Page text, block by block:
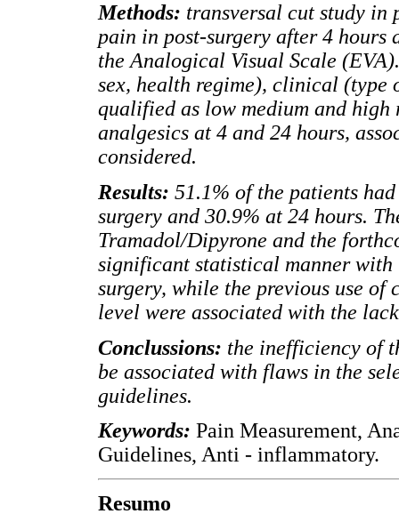
Methods: transversal cut study in
pain in post-surgery after 4 hours
the Analogical Visual Scale
sex, health regime), clinical (type
qualified as low medium and
analgesics at 4 and 24 hours,
considered.
Results: 51.1% of the patients
surgery and 30.9% at 24 hours.
Tramadol/Dipyrone and the
significant statistical manner
surgery, while the previous use of
level were associated with the
Conclussions: the inefficiency of
be associated with flaws in the
guidelines.
Keywords: Pain Measurement,
Guidelines, Anti - inflammatory.
Resumo